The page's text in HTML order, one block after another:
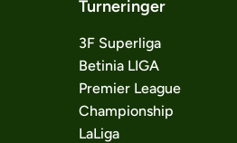
Turneringer
3F Superliga
Betinia LIGA
Premier League
Championship
LaLiga